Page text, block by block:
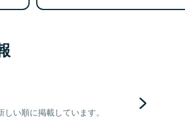
い順に掲載しています。